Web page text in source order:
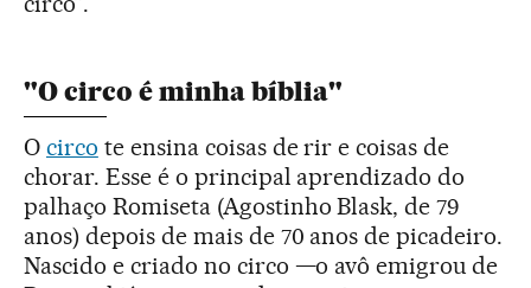
"O circo é minha bíblia"
O circo te ensina coisas de rir e coisas de
chorar. Esse é o principal aprendizado do
palhaço Romiseta (Agostinho Blask, de 79
anos) depois de mais de 70 anos de picadeiro.
Nascido e criado no circo —o avô emigrou de